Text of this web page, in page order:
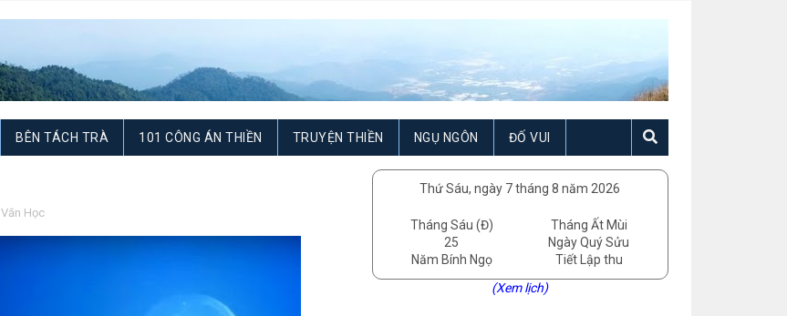
BÊN TÁCH TRÀ 101 CÔNG ÁN THIỀN TRUYỆN THIỀN NGỤ NGÔN ĐỐ VUI
Văn Học
Thứ Sáu, ngày 7 tháng 8 năm 2026
Tháng Sáu (Đ)
25
Năm Bính Ngọ
Tháng Ất Mùi
Ngày Quý Sửu
Tiết Lập thu
(Xem lịch)